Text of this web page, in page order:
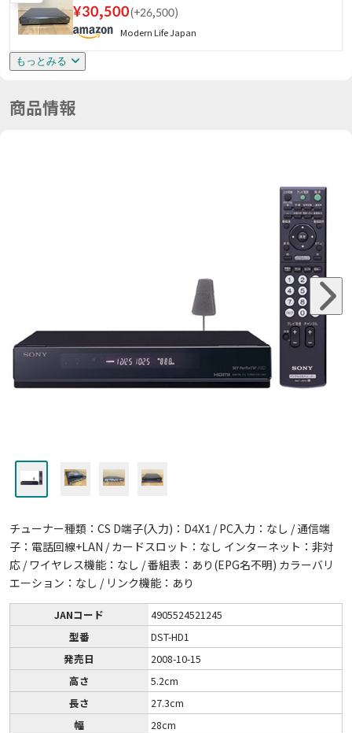
¥30,500(+26,500)
Modern Life Japan
もっとみる
商品情報
チューナー種類：CS D端子(入力)：D4X1 / PC入力：なし / 通信端
子：電話回線+LAN / カードスロット：なし インターネット：非対
応 / ワイヤレス機能：なし / 番組表：あり(EPG名不明) カラーバリ
エーション：なし / リンク機能：あり
JANコード
4905524521245
型番
DST-HD1
発売日
2008-10-15
高さ
5.2cm
長さ
27.3cm
幅
28cm